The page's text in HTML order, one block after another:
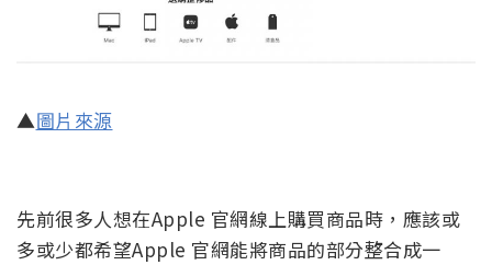
▲圖片來源
先前很多人想在Apple 官網線上購買商品時，應該或
多或少都希望Apple 官網能將商品的部分整合成一